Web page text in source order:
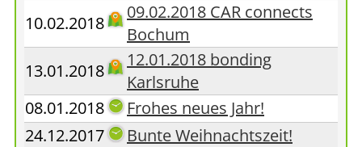
10.02.2018
09.02.2018 CAR connects
Bochum
13.01.2018
12.01.2018 bonding
Karlsruhe
08.01.2018
Frohes neues Jahr!
24.12.2017
Bunte Weihnachtszeit!